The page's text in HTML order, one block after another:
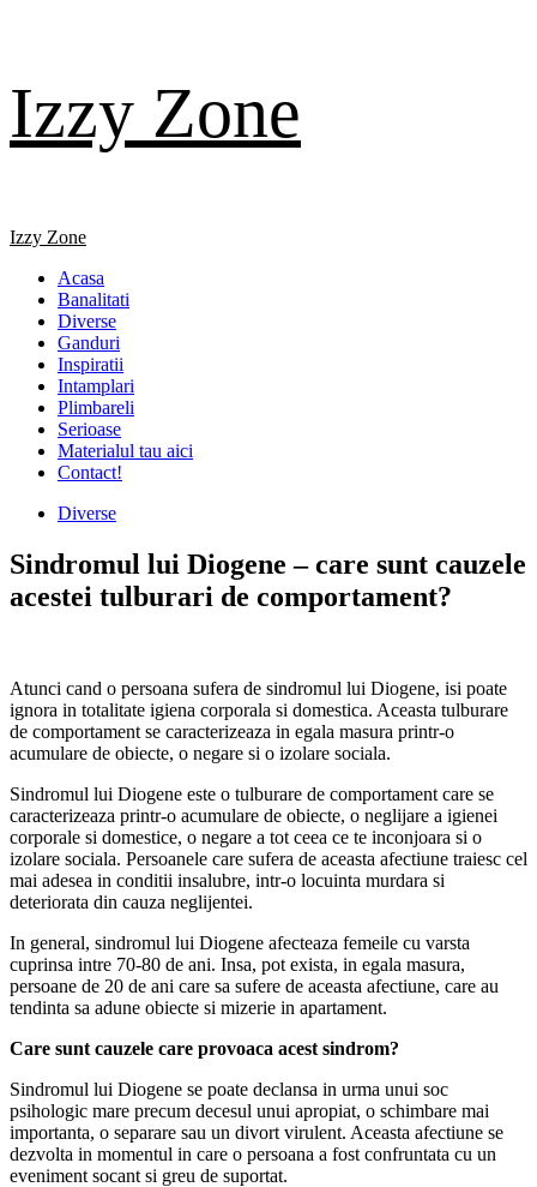
content
Izzy Zone
Primary
Izzy Zone
Acasa
Banalitati
Diverse
Ganduri
Inspiratii
Intamplari
Plimbareli
Serioase
Materialul tau aici
Contact!
Diverse
Sindromul lui Diogene – care sunt cauzele
acestei tulburari de comportament?
Atunci cand o persoana sufera de sindromul lui Diogene, isi poate
ignora in totalitate igiena corporala si domestica. Aceasta tulburare
de comportament se caracterizeaza in egala masura printr-o
acumulare de obiecte, o negare si o izolare sociala.
Sindromul lui Diogene este o tulburare de comportament care se
caracterizeaza printr-o acumulare de obiecte, o neglijare a igienei
corporale si domestice, o negare a tot ceea ce te inconjoara si o
izolare sociala. Persoanele care sufera de aceasta afectiune traiesc cel
mai adesea in conditii insalubre, intr-o locuinta murdara si
deteriorata din cauza neglijentei.
In general, sindromul lui Diogene afecteaza femeile cu varsta
cuprinsa intre 70-80 de ani. Insa, pot exista, in egala masura,
persoane de 20 de ani care sa sufere de aceasta afectiune, care au
tendinta sa adune obiecte si mizerie in apartament.
Care sunt cauzele care provoaca acest sindrom?
Sindromul lui Diogene se poate declansa in urma unui soc
psihologic mare precum decesul unui apropiat, o schimbare mai
importanta, o separare sau un divort virulent. Aceasta afectiune se
dezvolta in momentul in care o persoana a fost confruntata cu un
eveniment socant si greu de suportat.